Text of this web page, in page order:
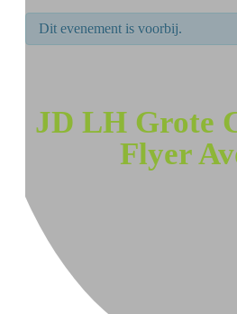
Dit evenement is voorbij.
JD LH Grote
Flyer